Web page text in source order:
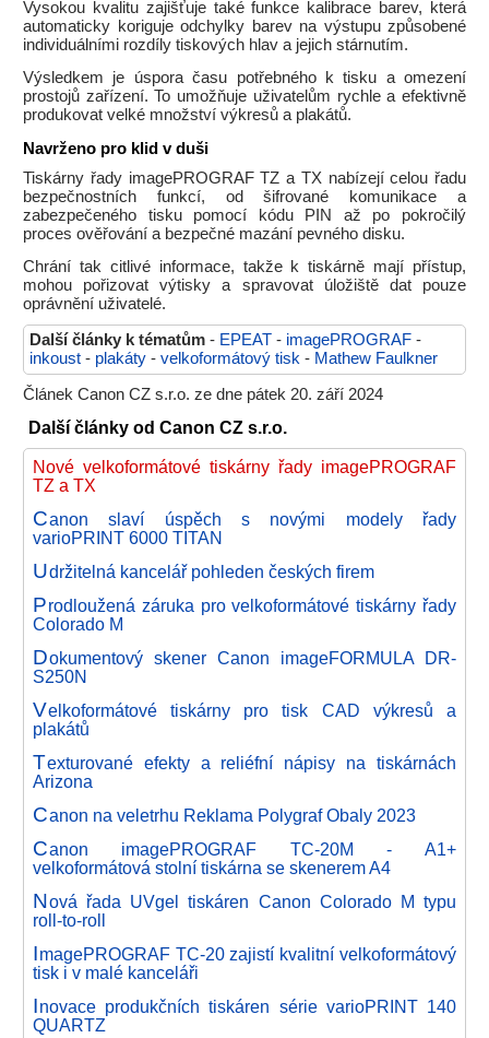
Vysokou kvalitu zajišťuje také funkce kalibrace barev, která
automaticky koriguje odchylky barev na výstupu způsobené
individuálními rozdíly tiskových hlav a jejich stárnutím.
Výsledkem je úspora času potřebného k tisku a omezení
prostojů zařízení. To umožňuje uživatelům rychle a efektivně
produkovat velké množství výkresů a plakátů.
Navrženo pro klid v duši
Tiskárny řady imagePROGRAF TZ a TX nabízejí celou řadu
bezpečnostních funkcí, od šifrované komunikace a
zabezpečeného tisku pomocí kódu PIN až po pokročilý
proces ověřování a bezpečné mazání pevného disku.
Chrání tak citlivé informace, takže k tiskárně mají přístup,
mohou pořizovat výtisky a spravovat úložiště dat pouze
oprávnění uživatelé.
Další články k tématům - EPEAT - imagePROGRAF -
inkoust - plakáty - velkoformátový tisk - Mathew Faulkner
Článek Canon CZ s.r.o. ze dne pátek 20. září 2024
Další články od Canon CZ s.r.o.
Nové velkoformátové tiskárny řady imagePROGRAF
TZ a TX
Canon slaví úspěch s novými modely řady
varioPRINT 6000 TITAN
Udržitelná kancelář pohleden českých firem
Prodloužená záruka pro velkoformátové tiskárny řady
Colorado M
Dokumentový skener Canon imageFORMULA DR-
S250N
Velkoformátové tiskárny pro tisk CAD výkresů a
plakátů
Texturované efekty a reliéfní nápisy na tiskárnách
Arizona
Canon na veletrhu Reklama Polygraf Obaly 2023
Canon imagePROGRAF TC-20M - A1+
velkoformátová stolní tiskárna se skenerem A4
Nová řada UVgel tiskáren Canon Colorado M typu
roll-to-roll
ImagePROGRAF TC-20 zajistí kvalitní velkoformátový
tisk i v malé kanceláři
Inovace produkčních tiskáren série varioPRINT 140
QUARTZ